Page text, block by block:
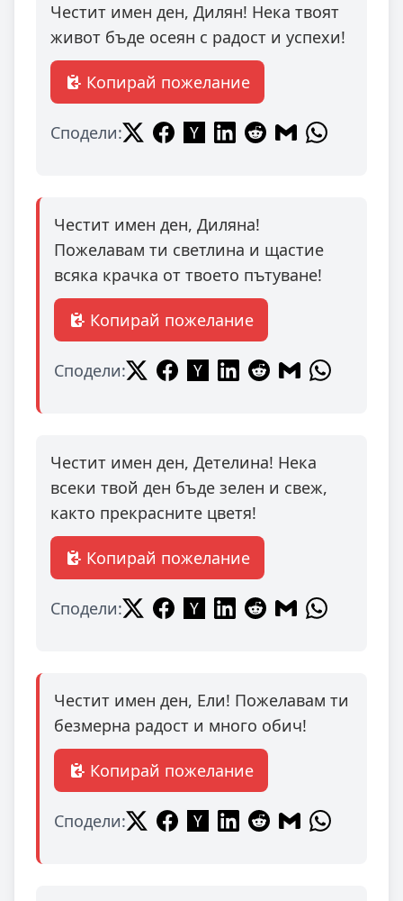
Честит имен ден, Дилян! Нека твоят
живот бъде осеян с радост и успехи!
Копирай пожелание
Сподели:
Честит имен ден, Диляна!
Пожелавам ти светлина и щастие
всяка крачка от твоето пътуване!
Копирай пожелание
Сподели:
Честит имен ден, Детелина! Нека
всеки твой ден бъде зелен и свеж,
както прекрасните цветя!
Копирай пожелание
Сподели:
Честит имен ден, Ели! Пожелавам ти
безмерна радост и много обич!
Копирай пожелание
Сподели: